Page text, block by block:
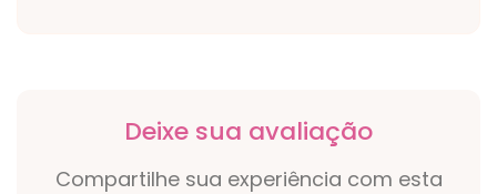
Deixe sua avaliação
Compartilhe sua experiência com esta